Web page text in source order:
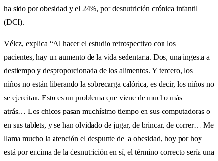
ha sido por obesidad y el 24%, por desnutrición crónica infantil
(DCI).
Vélez, explica “Al hacer el estudio retrospectivo con los
pacientes, hay un aumento de la vida sedentaria. Dos, una ingesta a
destiempo y desproporcionada de los alimentos. Y tercero, los
niños no están liberando la sobrecarga calórica, es decir, los niños no
se ejercitan. Esto es un problema que viene de mucho más
atrás… Los chicos pasan muchísimo tiempo en sus computadoras o
en sus tablets, y se han olvidado de jugar, de brincar, de correr… Me
llama mucho la atención el despunte de la obesidad, hoy por hoy
está por encima de la desnutrición en sí, el término correcto sería una